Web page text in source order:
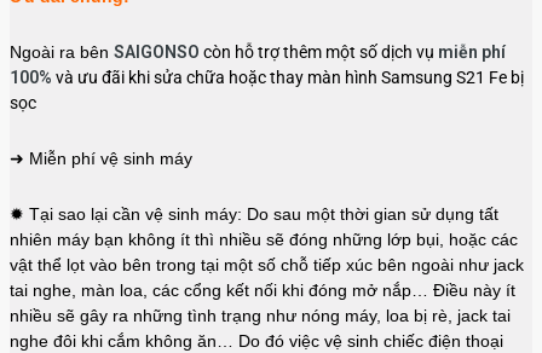
Ngoài ra bên SAIGONSO còn hỗ trợ thêm một số dịch vụ miễn phí
100% và ưu đãi khi sửa chữa hoặc thay màn hình Samsung S21 Fe bị
sọc
➜ Miễn phí vệ sinh máy
✹ Tại sao lại cần vệ sinh máy: Do sau một thời gian sử dụng tất
nhiên máy bạn không ít thì nhiều sẽ đóng những lớp bụi, hoặc các
vật thể lọt vào bên trong tại một số chỗ tiếp xúc bên ngoài như jack
tai nghe, màn loa, các cổng kết nối khi đóng mở nắp… Điều này ít
nhiều sẽ gây ra những tình trạng như nóng máy, loa bị rè, jack tai
nghe đôi khi cắm không ăn… Do đó việc vệ sinh chiếc điện thoại